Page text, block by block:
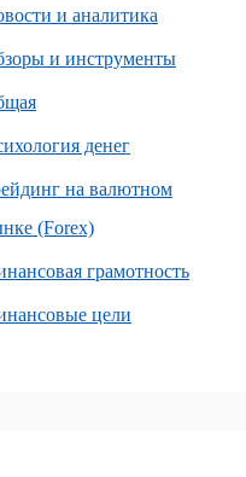
и аналитика
и инструменты
денег
на валютном
(Forex)
грамотность
цели